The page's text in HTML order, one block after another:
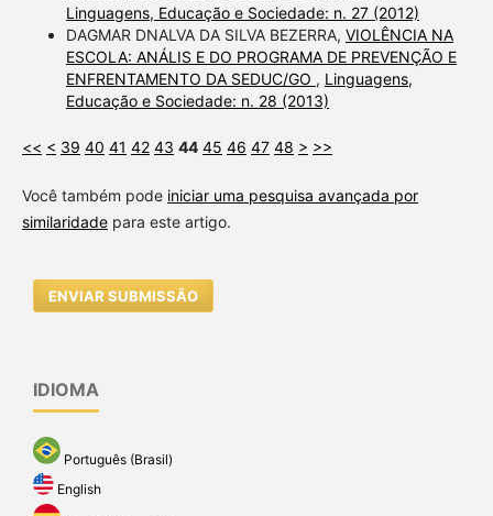
Linguagens, Educação e Sociedade: n. 27 (2012)
DAGMAR DNALVA DA SILVA BEZERRA, VIOLÊNCIA NA
ESCOLA: ANÁLIS E DO PROGRAMA DE PREVENÇÃO E
ENFRENTAMENTO DA SEDUC/GO , Linguagens,
Educação e Sociedade: n. 28 (2013)
<< < 39 40 41 42 43 44 45 46 47 48 > >>
Você também pode iniciar uma pesquisa avançada por
similaridadepara este artigo.
ENVIAR SUBMISSÃO
IDIOMA
Português (Brasil)
English